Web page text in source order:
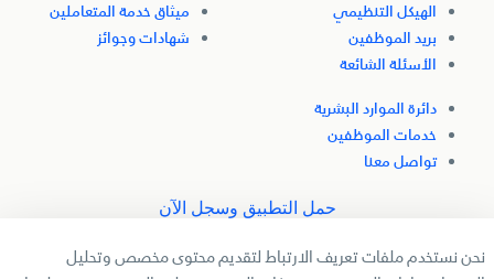
الهيكل التنظيمي
بريد الموظفين
الأسئلة الشائعة
ميثاق خدمة المتعاملين
شهادات وجوائز
دائرة الموارد البشرية
خدمات الموظفين
تواصل معنا
حمل التطبيق وسجل الآن
نحن نستخدم ملفات تعريف الارتباط لتقديم محتوى مخصص وتحليل